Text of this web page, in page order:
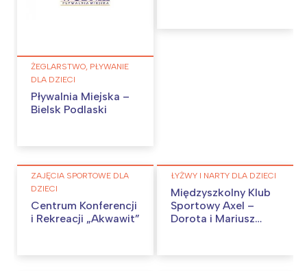
ŻEGLARSTWO, PŁYWANIE
DLA DZIECI
Pływalnia Miejska –
Bielsk Podlaski
ZAJĘCIA SPORTOWE DLA
DZIECI
Centrum Konferencji
i Rekreacji „Akwawit”
ŁYŻWY I NARTY DLA DZIECI
Międzyszkolny Klub
Sportowy Axel –
Dorota i Mariusz